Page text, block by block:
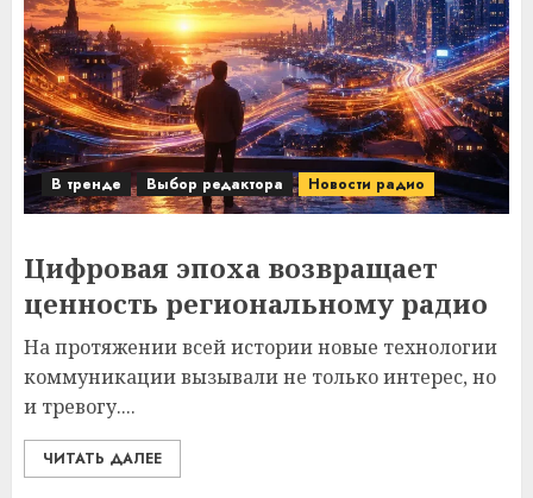
В тренде Выбор редактора Новости радио
Цифровая эпоха возвращает
ценность региональному радио
На протяжении всей истории новые технологии
коммуникации вызывали не только интерес, но
и тревогу....
ЧИТАТЬ ДАЛЕЕ